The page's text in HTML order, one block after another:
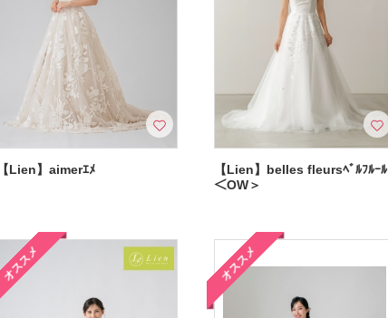
【Lien】aimerｴﾒ
【Lien】belles fleursﾍﾞﾙﾌﾙｰﾙ
＜OW＞
オススメ オススメ